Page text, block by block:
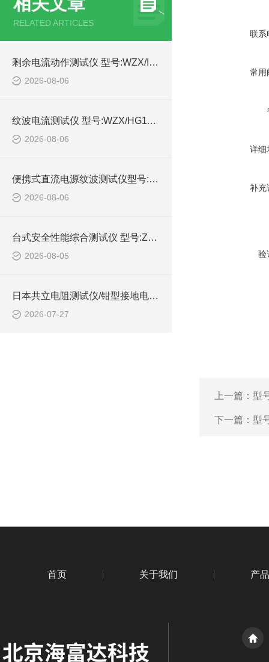
RELATED ARTICLES
剩余电流动作测试仪 型号:WZX/IDB-4的详细介绍
2026-08-06
纹波电流测试仪 型号:WZX/HG1100-10A库号：M414989的简单介绍
2026-08-06
便携式直流电源纹波测试仪型号:WZX/DYWB-260的简单介绍
2026-08-06
台式安全性能综合测试仪 型号:ZX/HEX330的详细介绍
2026-08-05
日本共立电阻测试仪/钳型接地电阻测试仪 型号:MODEL4200的技术介绍
2026-07-27
联系
常用
详细
补充
验
上一篇： 型
下一篇： 型
首页 关于我们 产